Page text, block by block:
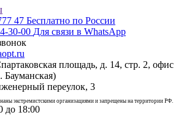
47 Бесплатно по России
30-00 Для связи в WhatsApp
площадь, д. 14, стр. 2, офис
Бауманская)
переулок, 3
экстремистскими организациями и запрещены на территории РФ.
до 18:00